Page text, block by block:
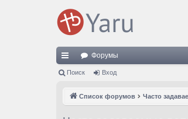
с
Форумы
Поиск Вход
Список форумов Часто